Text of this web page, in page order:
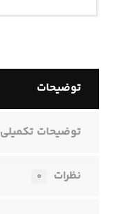
توضیحات
توضیحات تکمیلی
نظرات ۰